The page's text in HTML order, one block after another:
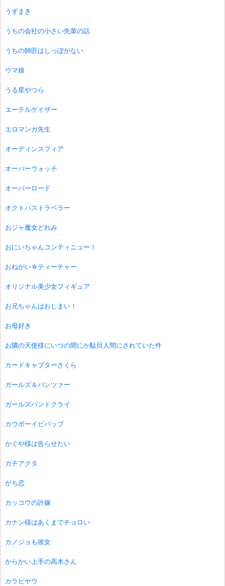
うずまき
うちの会社の小さい先輩の話
うちの師匠はしっぽがない
ウマ娘
うる星やつら
エーテルゲイザー
エロマンガ先生
オーディンスフィア
オーバーウォッチ
オーバーロード
オクトパストラベラー
おジャ魔女どれみ
おにいちゃんコンティニュー！
おねがい☆ティーチャー
オリジナル美少女フィギュア
お兄ちゃんはおしまい！
お母好き
お隣の天使様にいつの間にか駄目人間にされていた件
カードキャプターさくら
ガールズ＆パンツァー
ガールズバンドクライ
カウボーイビバップ
かぐや様は告らせたい
ガチアクタ
がち恋
カッコウの許嫁
カナン様はあくまでチョロい
カノジョも彼女
からかい上手の高木さん
カラビヤウ